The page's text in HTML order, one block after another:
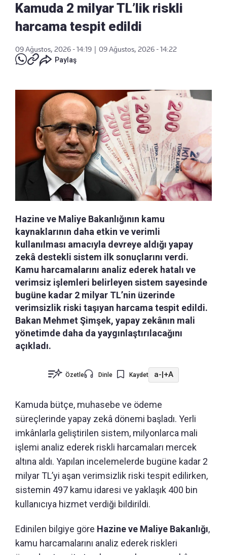
Kamuda 2 milyar TL’lik riskli
harcama tespit edildi
09 Ağustos, 2026 - 14:19
09 Ağustos, 2026 - 14:22
Paylaş
Hazine ve Maliye Bakanlığının kamu
kaynaklarının daha etkin ve verimli
kullanılması amacıyla devreye aldığı yapay
zekâ destekli sistem ilk sonuçlarını verdi.
Kamu harcamalarını analiz ederek hatalı ve
verimsiz işlemleri belirleyen sistem sayesinde
bugüne kadar 2 milyar TL’nin üzerinde
verimsizlik riski taşıyan harcama tespit edildi.
Bakan Mehmet Şimşek, yapay zekânın mali
yönetimde daha da yaygınlaştırılacağını
açıkladı.
Özetle Dinle Kaydet a-|+A
Kamuda bütçe, muhasebe ve ödeme
süreçlerinde yapay zekâ dönemi başladı. Yerli
imkânlarla geliştirilen sistem, milyonlarca mali
işlemi analiz ederek riskli harcamaları mercek
altına aldı. Yapılan incelemelerde bugüne kadar 2
milyar TL’yi aşan verimsizlik riski tespit edilirken,
sistemin 497 kamu idaresi ve yaklaşık 400 bin
kullanıcıya hizmet verdiği bildirildi.
Edinilen bilgiye göre Hazine ve Maliye Bakanlığı,
kamu harcamalarını analiz ederek riskleri